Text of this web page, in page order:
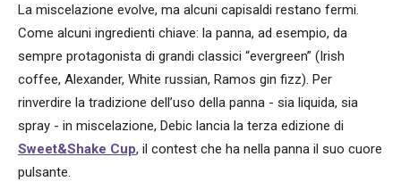
La miscelazione evolve, ma alcuni capisaldi restano fermi.
Come alcuni ingredienti chiave: la panna, ad esempio, da
sempre protagonista di grandi classici “evergreen” (Irish
coffee, Alexander, White russian, Ramos gin fizz). Per
rinverdire la tradizione dell’uso della panna - sia liquida, sia
spray - in miscelazione, Debic lancia la terza edizione di
Sweet&Shake Cup, il contest che ha nella panna il suo cuore
pulsante.